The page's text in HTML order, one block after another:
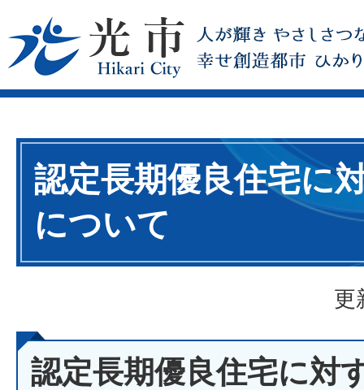
認定長期優良住宅に
について
更
認定長期優良住宅に対